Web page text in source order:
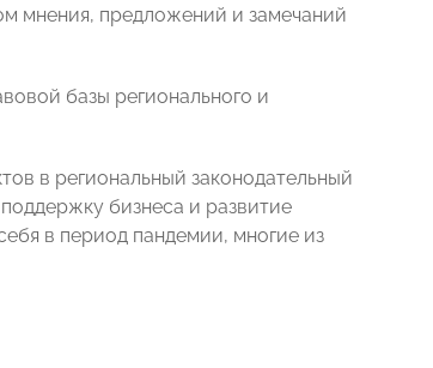
мнения, предложений и замечаний
базы регионального и
в региональный законодательный
бизнеса и развитие
в период пандемии, многие из